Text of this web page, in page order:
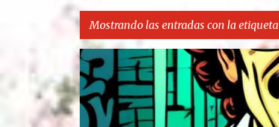
Mostrando las entradas con la etiqueta
E
n
t
CARCA